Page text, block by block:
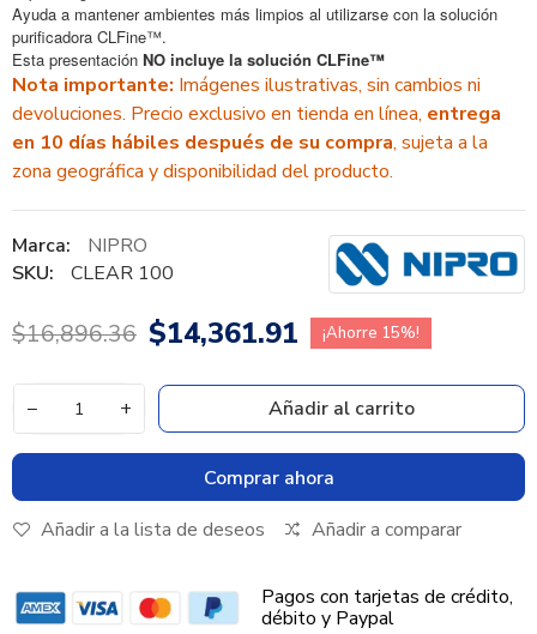
Ayuda a mantener ambientes más limpios al utilizarse con la solución
purificadora CLFine™.
Esta presentación NO incluye la solución CLFine™
Nota importante: Imágenes ilustrativas, sin cambios ni
devoluciones. Precio exclusivo en tienda en línea, entrega
en 10 días hábiles después de su compra, sujeta a la
zona geográfica y disponibilidad del producto.
Marca:
NIPRO
SKU:
CLEAR 100
$16,896.36 $14,361.91 ¡Ahorre 15%!
− + Añadir al carrito
Comprar ahora
Añadir a la lista de deseos
Añadir a comparar
Pagos con tarjetas de crédito,
débito y Paypal